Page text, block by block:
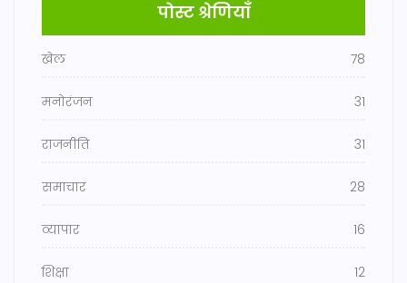
पोस्ट श्रेणियाँ
खेल 78
मनोरंजन 31
राजनीति 31
समाचार 28
व्यापार 16
शिक्षा 12